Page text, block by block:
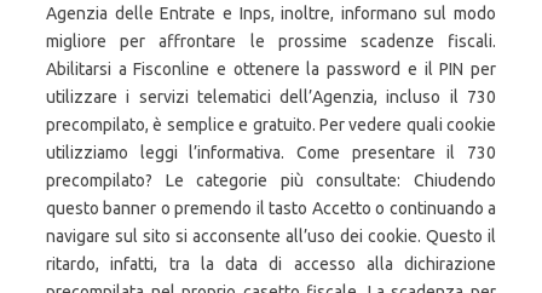
Agenzia delle Entrate e Inps, inoltre, informano sul modo
migliore per affrontare le prossime scadenze fiscali.
Abilitarsi a Fisconline e ottenere la password e il PIN per
utilizzare i servizi telematici dell’Agenzia, incluso il 730
precompilato, è semplice e gratuito. Per vedere quali cookie
utilizziamo leggi l’informativa. Come presentare il 730
precompilato? Le categorie più consultate: Chiudendo
questo banner o premendo il tasto Accetto o continuando a
navigare sul sito si acconsente all’uso dei cookie. Questo il
ritardo, infatti, tra la data di accesso alla dichirazione